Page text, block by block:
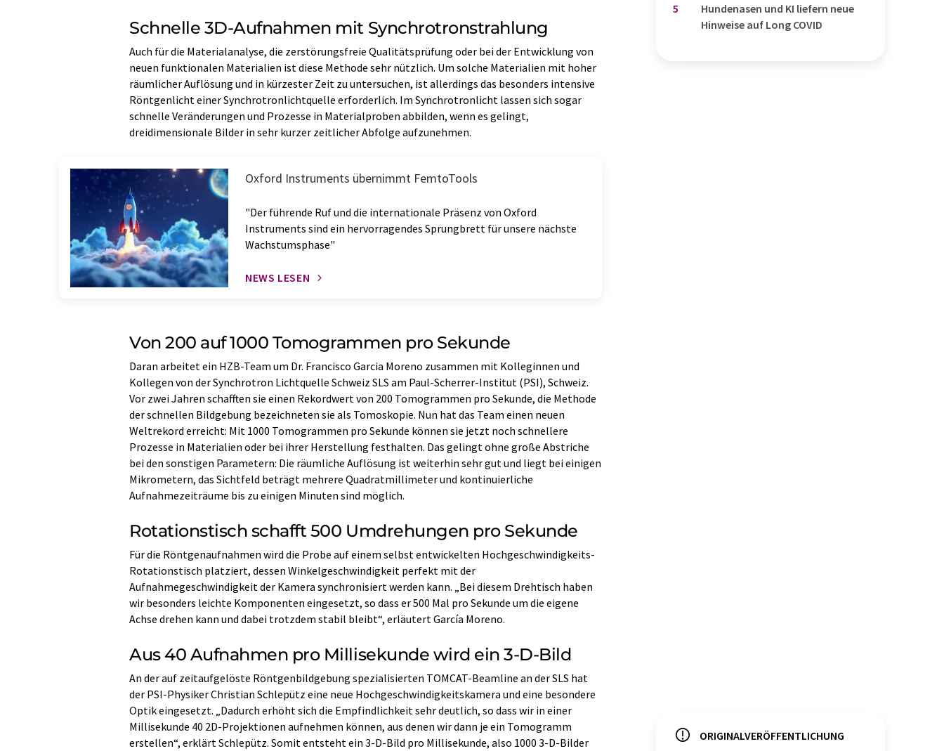
Schnelle 3D-Aufnahmen mit Synchrotronstrahlung
Auch für die Materialanalyse, die zerstörungsfreie Qualitätsprüfung oder bei der Entwicklung von
neuen funktionalen Materialien ist diese Methode sehr nützlich. Um solche Materialien mit hoher
räumlicher Auflösung und in kürzester Zeit zu untersuchen, ist allerdings das besonders intensive
Röntgenlicht einer Synchrotronlichtquelle erforderlich. Im Synchrotronlicht lassen sich sogar
schnelle Veränderungen und Prozesse in Materialproben abbilden, wenn es gelingt,
dreidimensionale Bilder in sehr kurzer zeitlicher Abfolge aufzunehmen.
Oxford Instruments übernimmt FemtoTools
"Der führende Ruf und die internationale Präsenz von Oxford
Instruments sind ein hervorragendes Sprungbrett für unsere nächste
Wachstumsphase"
NEWS LESEN
Von 200 auf 1000 Tomogrammen pro Sekunde
Daran arbeitet ein HZB-Team um Dr. Francisco Garcia Moreno zusammen mit Kolleginnen und
Kollegen von der Synchrotron Lichtquelle Schweiz SLS am Paul-Scherrer-Institut (PSI), Schweiz.
Vor zwei Jahren schafften sie einen Rekordwert von 200 Tomogrammen pro Sekunde, die Methode
der schnellen Bildgebung bezeichneten sie als Tomoskopie. Nun hat das Team einen neuen
Weltrekord erreicht: Mit 1000 Tomogrammen pro Sekunde können sie jetzt noch schnellere
Prozesse in Materialien oder bei ihrer Herstellung festhalten. Das gelingt ohne große Abstriche
bei den sonstigen Parametern: Die räumliche Auflösung ist weiterhin sehr gut und liegt bei einigen
Mikrometern, das Sichtfeld beträgt mehrere Quadratmillimeter und kontinuierliche
Aufnahmezeiträume bis zu einigen Minuten sind möglich.
Rotationstisch schafft 500 Umdrehungen pro Sekunde
Für die Röntgenaufnahmen wird die Probe auf einem selbst entwickelten Hochgeschwindigkeits-
Rotationstisch platziert, dessen Winkelgeschwindigkeit perfekt mit der
Aufnahmegeschwindigkeit der Kamera synchronisiert werden kann. „Bei diesem Drehtisch haben
wir besonders leichte Komponenten eingesetzt, so dass er 500 Mal pro Sekunde um die eigene
Achse drehen kann und dabei trotzdem stabil bleibt“, erläutert García Moreno.
Aus 40 Aufnahmen pro Millisekunde wird ein 3-D-Bild
An der auf zeitaufgelöste Röntgenbildgebung spezialisierten TOMCAT-Beamline an der SLS hat
der PSI-Physiker Christian Schlepütz eine neue Hochgeschwindigkeitskamera und eine besondere
Optik eingesetzt. „Dadurch erhöht sich die Empfindlichkeit sehr deutlich, so dass wir in einer
Millisekunde 40 2D-Projektionen aufnehmen können, aus denen wir dann je ein Tomogramm
erstellen“, erklärt Schlepütz. Somit entsteht ein 3-D-Bild pro Millisekunde, also 1000 3-D-Bilder
5
Hundenasen und KI liefern neue
Hinweise auf Long COVID
ORIGINALVERÖFFENTLICHUNG